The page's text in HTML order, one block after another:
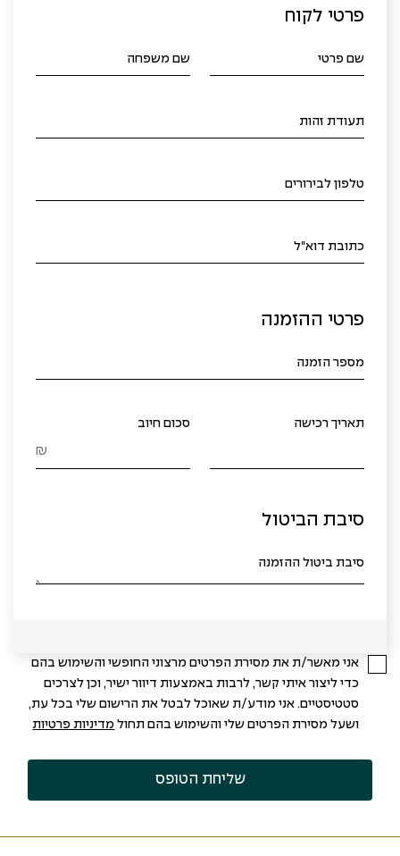
פרטי לקוח
שם פרטי שם משפחה
תעודת זהות
טלפון לבירורים
כתובת דוא"ל
פרטי ההזמנה
מספר הזמנה
תאריך רכישה סכום חיוב
₪
סיבת הביטול
סיבת ביטול ההזמנה
אני מאשר/ת את מסירת הפרטים מרצוני החופשי והשימוש בהם
כדי ליצור איתי קשר, לרבות באמצעות דיוור ישיר, וכן לצרכים
סטטיסטיים. אני מודע/ת שאוכל לבטל את הרישום שלי בכל עת,
ושעל מסירת הפרטים שלי והשימוש בהם תחול מדיניות פרטיות